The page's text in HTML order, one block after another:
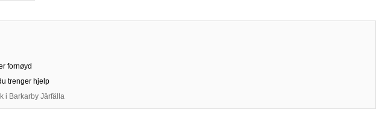
fornøyd
trenger hjelp
i Barkarby Järfälla